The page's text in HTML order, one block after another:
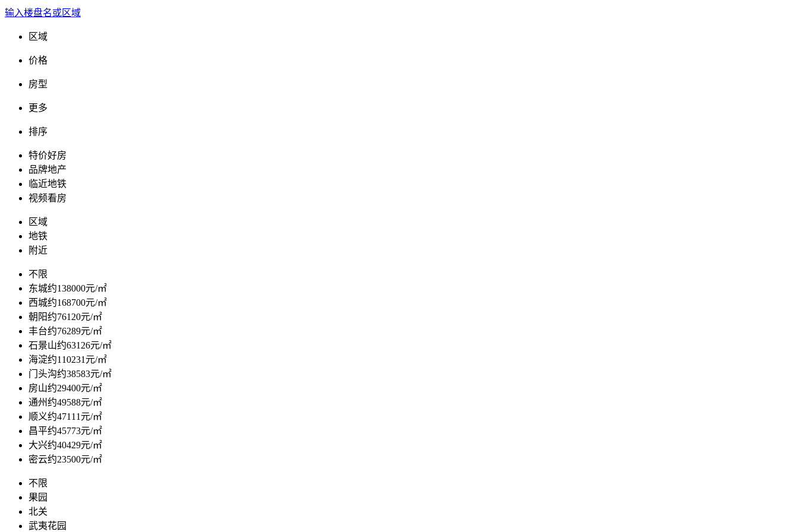
输入楼盘名或区域
区域
价格
房型
更多
排序
特价好房
品牌地产
临近地铁
视频看房
区域
地铁
附近
不限
东城约138000元/㎡
西城约168700元/㎡
朝阳约76120元/㎡
丰台约76289元/㎡
石景山约63126元/㎡
海淀约110231元/㎡
门头沟约38583元/㎡
房山约29400元/㎡
通州约49588元/㎡
顺义约47111元/㎡
昌平约45773元/㎡
大兴约40429元/㎡
密云约23500元/㎡
不限
果园
北关
武夷花园